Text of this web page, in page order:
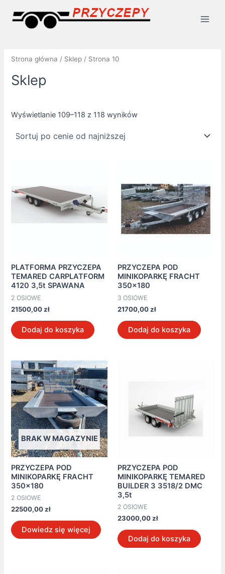
Strona główna / Sklep / Strona 10
Sklep
Wyświetlanie 109–118 z 118 wyników
według
ceny:
od
PLATFORMA PRZYCZEPA
TEMARED CARPLATFORM
4120 3,5t SPAWANA
2 OSIOWE
21500,00zł
Dodaj do koszyka
PRZYCZEPA POD
MINIKOPARKĘ FRACHT
350×180
3 OSIOWE
21700,00zł
Dodaj do koszyka
BRAK W MAGAZYNIE
PRZYCZEPA POD
MINIKOPARKĘ FRACHT
350×180
2 OSIOWE
22500,00zł
Dowiedz się więcej
PRZYCZEPA POD
MINIKOPARKĘ TEMARED
BUILDER 3 3518/2 DMC
3,5t
2 OSIOWE
23000,00zł
Dodaj do koszyka